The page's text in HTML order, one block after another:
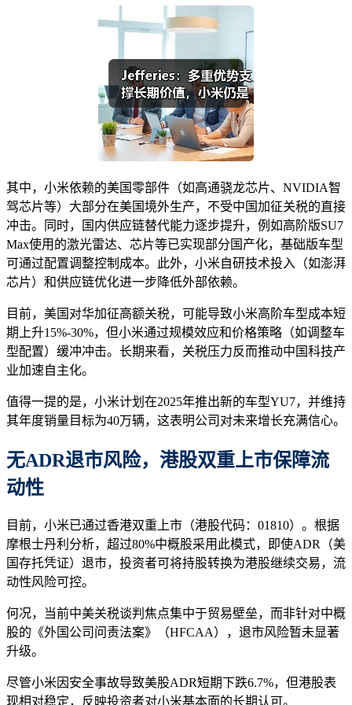
其中，小米依赖的美国零部件（如高通骁龙芯片、NVIDIA智
驾芯片等）大部分在美国境外生产，不受中国加征关税的直接
冲击。同时，国内供应链替代能力逐步提升，例如高阶版SU7
Max使用的激光雷达、芯片等已实现部分国产化，基础版车型
可通过配置调整控制成本。此外，小米自研技术投入（如澎湃
芯片）和供应链优化进一步降低外部依赖。
目前，美国对华加征高额关税，可能导致小米高阶车型成本短
期上升15%-30%，但小米通过规模效应和价格策略（如调整车
型配置）缓冲冲击。长期来看，关税压力反而推动中国科技产
业加速自主化。
值得一提的是，小米计划在2025年推出新的车型YU7，并维持
其年度销量目标为40万辆，这表明公司对未来增长充满信心。
无ADR退市风险，港股双重上市保障流
动性
目前，小米已通过香港双重上市（港股代码：01810）。根据
摩根士丹利分析，超过80%中概股采用此模式，即使ADR（美
国存托凭证）退市，投资者可将持股转换为港股继续交易，流
动性风险可控。
何况，当前中美关税谈判焦点集中于贸易壁垒，而非针对中概
股的《外国公司问责法案》（HFCAA），退市风险暂未显著
升级。
尽管小米因安全事故导致美股ADR短期下跌6.7%，但港股表
现相对稳定，反映投资者对小米基本面的长期认可。